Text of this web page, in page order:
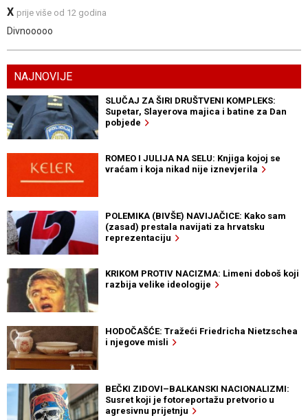
X prije više od 12 godina
Divnooooo
NAJNOVIJE
SLUČAJ ZA ŠIRI DRUŠTVENI KOMPLEKS:
Supetar, Slayerova majica i batine za Dan
pobjede
ROMEO I JULIJA NA SELU: Knjiga kojoj se
vraćam i koja nikad nije iznevjerila
POLEMIKA (BIVŠE) NAVIJAČICE: Kako sam
(zasad) prestala navijati za hrvatsku
reprezentaciju
KRIKOM PROTIV NACIZMA: Limeni doboš koji
razbija velike ideologije
HODOČAŠĆE: Tražeći Friedricha Nietzschea
i njegove misli
BEČKI ZIDOVI–BALKANSKI NACIONALIZMI:
Susret koji je fotoreportažu pretvorio u
agresivnu prijetnju